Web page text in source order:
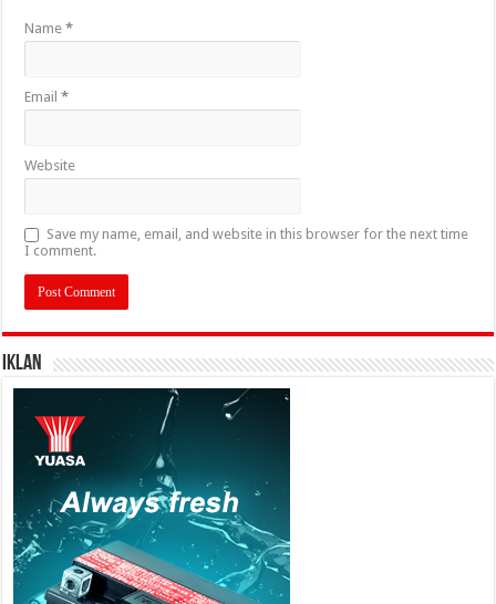
Name*
Email*
Website
Save my name, email, and website in this browser for the next time
I comment.
IKLAN